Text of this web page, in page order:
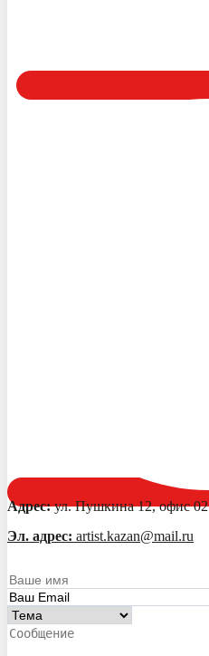
Адрес:ул. Пушкина 12, офис 02
Эл. адрес: artist.kazan@mail.ru